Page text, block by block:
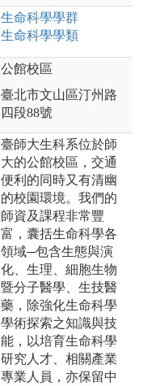
生命科學學群
生命科學學類
公館校區
臺北市文山區汀州路
四段88號
臺師大生科系位於師
大的公館校區，交通
便利的同時又有清幽
的校園環境。我們的
師資及課程非常豐
富，囊括生命科學各
領域─包含生態與演
化、生理、細胞生物
暨分子醫學、生技醫
藥，除強化生命科學
學術探索之知識與技
能，以培育生命科學
研究人才、相關產業
專業人員，亦保留中